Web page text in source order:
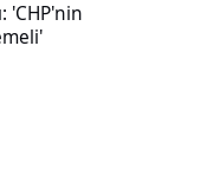
'CHP'nin